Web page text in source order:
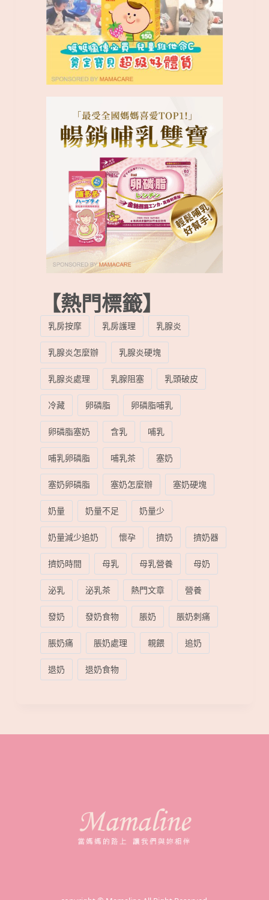
【熱門標籤】
乳房按摩 乳房護理
乳腺炎
乳腺炎怎麼辦
乳腺炎硬塊
乳腺炎處理
乳腺阻塞
乳頭破皮
冷藏
卵磷脂
卵磷脂哺乳
卵磷脂塞奶
含乳
哺乳
哺乳卵磷脂
哺乳茶
塞奶
塞奶卵磷脂
塞奶怎麼辦
塞奶硬塊
奶量
奶量不足
奶量少
奶量減少追奶
懷孕 擠奶
擠奶器
擠奶時間
母乳 母乳營養
母奶
泌乳
泌乳茶 熱門文章
營養
發奶
發奶食物 脹奶
脹奶刺痛
脹奶痛
脹奶處理 親餵
追奶
退奶
退奶食物